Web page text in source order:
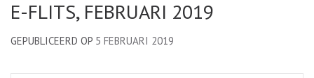
E-FLITS, FEBRUARI 2019
GEPUBLICEERD OP 5 FEBRUARI 2019